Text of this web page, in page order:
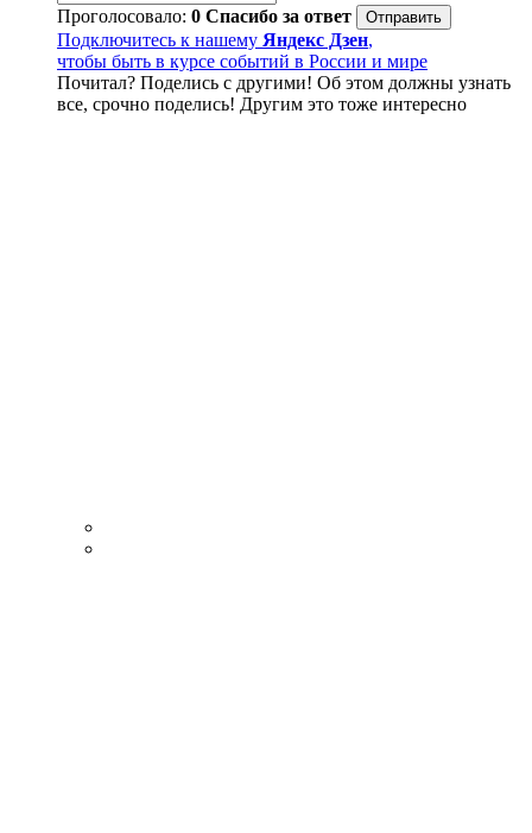
Проголосовало: 0 Спасибо за ответ
Подключитесь к нашему Яндекс Дзен,
чтобы быть в курсе событий в России и мире
Почитал? Поделись с другими! Об этом должны узнать
все, срочно поделись! Другим это тоже интересно